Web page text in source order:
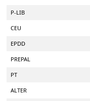
P-LIB
CEU
EPDD
PREPAL
PT
ALTER